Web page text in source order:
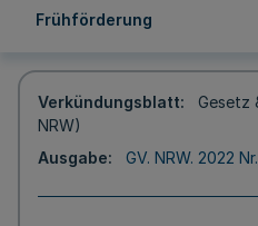
Frühförderung
Verkündungsblatt
Gesetz
NRW)
Ausgabe
GV. NRW. 2022